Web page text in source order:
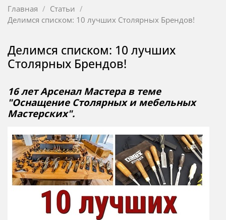
Главная
Статьи
Делимся списком: 10 лучших Столярных Брендов!
Делимся списком: 10 лучших
Столярных Брендов!
16 лет Арсенал Мастера в теме
"Оснащение Столярных и мебельных
Мастерских".